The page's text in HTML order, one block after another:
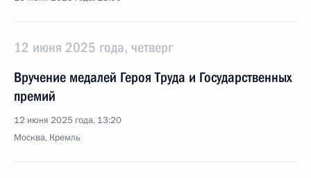
12 июня 2025 года, четверг
Вручение медалей Героя Труда и Государственных
премий
12 июня 2025 года, 13:20
Москва, Кремль